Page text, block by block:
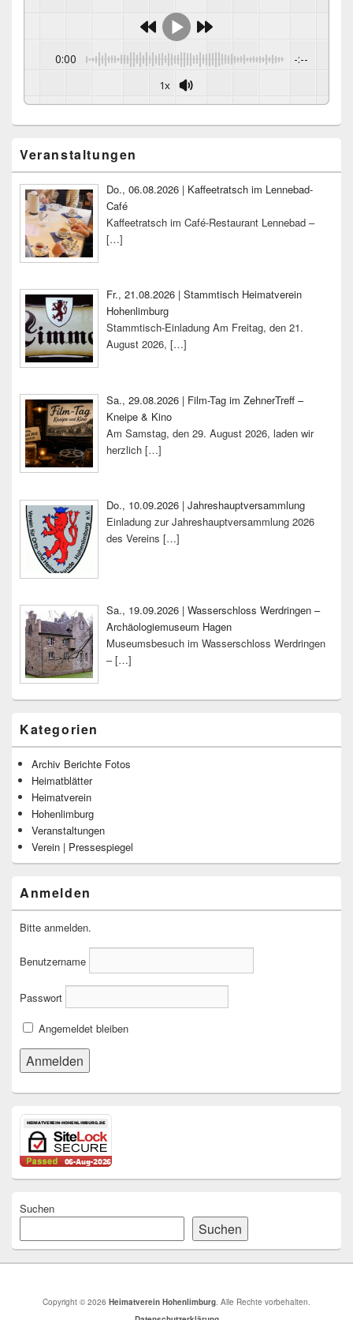
0:00 -:--
1x
Seitenleisten-
Widgetbereich
Veranstaltungen
Do., 06.08.2026 | Kaffeetratsch im Lennebad-
Café
Kaffeetratsch im Café-Restaurant Lennebad –
[…]
Fr., 21.08.2026 | Stammtisch Heimatverein
Hohenlimburg
Stammtisch-Einladung Am Freitag, den 21.
August 2026, […]
Sa., 29.08.2026 | Film-Tag im ZehnerTreff –
Kneipe & Kino
Am Samstag, den 29. August 2026, laden wir
herzlich […]
Do., 10.09.2026 | Jahreshauptversammlung
Einladung zur Jahreshauptversammlung 2026
des Vereins […]
Sa., 19.09.2026 | Wasserschloss Werdringen –
Archäologiemuseum Hagen
Museumsbesuch im Wasserschloss Werdringen
–[…]
Kategorien
Archiv Berichte Fotos
Heimatblätter
Heimatverein
Hohenlimburg
Veranstaltungen
Verein | Pressespiegel
Anmelden
Bitte anmelden.
Benutzername
Passwort
Angemeldet bleiben
Suchen
Suchen
Copyright © 2026 Heimatverein Hohenlimburg . Alle Rechte vorbehalten.